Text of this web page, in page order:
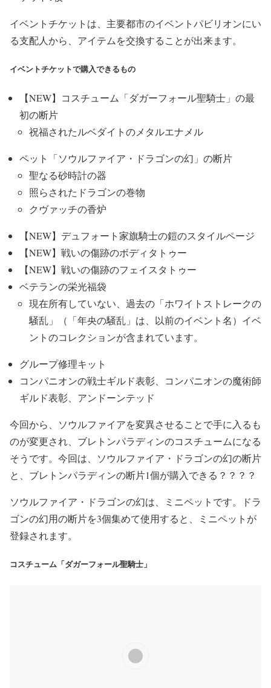
イベントチケットは、主要都市のイベントパビリオンにい
る支配人から、アイテムを交換することが出来ます。
イベントチケットで購入できるもの
【NEW】コスチューム「ダガーフォール聖騎士」の最
初の断片
祝福されたルベダイトのメタルエナメル
ペット「ソウルファイア・ドラゴンの幻」の断片
聖なる砂時計の器
照らされたドラゴンの巻物
クヴァッチの香炉
【NEW】デュフォート家旗騎士の鎧のスタイルページ
【NEW】戦いの傷跡のボディタトゥー
【NEW】戦いの傷跡のフェイスタトゥー
ベテランの栄光福袋
現在所有していない、過去の「ホワイトストレークの
騒乱」（「年央の騒乱」は、以前のイベント名）イベ
ントのコレクションが含まれています。
グループ修理キット
コンパニオンの戦士ギルド表彰、コンパニオンの魔術師
ギルド表彰、アンドーンテッド
今回から、ソウルファイアを変異させることで手に入るも
のが変更され、ブレトンパラディンのコスチュームになる
そうです。今回は、ソウルファイア・ドラゴンの幻の断片
と、ブレトンパラディンの断片1個が購入できる？？？？
ソウルファイア・ドラゴンの幻は、ミニペットです。ドラ
ゴンの幻用の断片を3個集めて使用すると、ミニペットが
登録されます。
コスチューム「ダガーフォール聖騎士」